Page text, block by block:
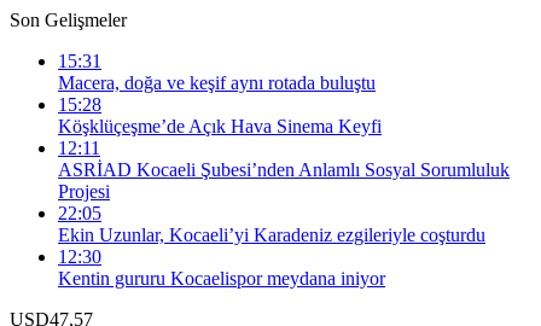
Son Gelişmeler
15:31
Macera, doğa ve keşif aynı rotada buluştu
15:28
Köşklüçeşme’de Açık Hava Sinema Keyfi
12:11
ASRİAD Kocaeli Şubesi’nden Anlamlı Sosyal Sorumluluk
Projesi
22:05
Ekin Uzunlar, Kocaeli’yi Karadeniz ezgileriyle coşturdu
12:30
Kentin gururu Kocaelispor meydana iniyor
USD47,57